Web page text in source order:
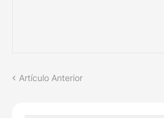
Artículo Anterior